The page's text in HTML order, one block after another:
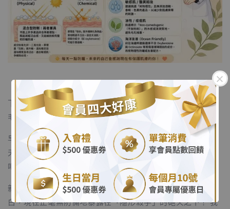
.
.
下午三點鐘。看著窗外陰陰沉沉的天氣，偶爾還飄著幾滴毛
毛雨。
早上出門前，妳是不是看著窗外沒有太陽，心想：「今天陰
天耶，又沒有出太陽，應該不用擦那一層黏膩的防曬乳了
吧？」於是，妳只拍了點化妝水就匆匆出門了。
親愛的，如果妳今天真的是這樣出門的，可能妳的膠原蛋
白，現在正毫無防備地暴露在「隱形殺手」的砲火之下！ 我